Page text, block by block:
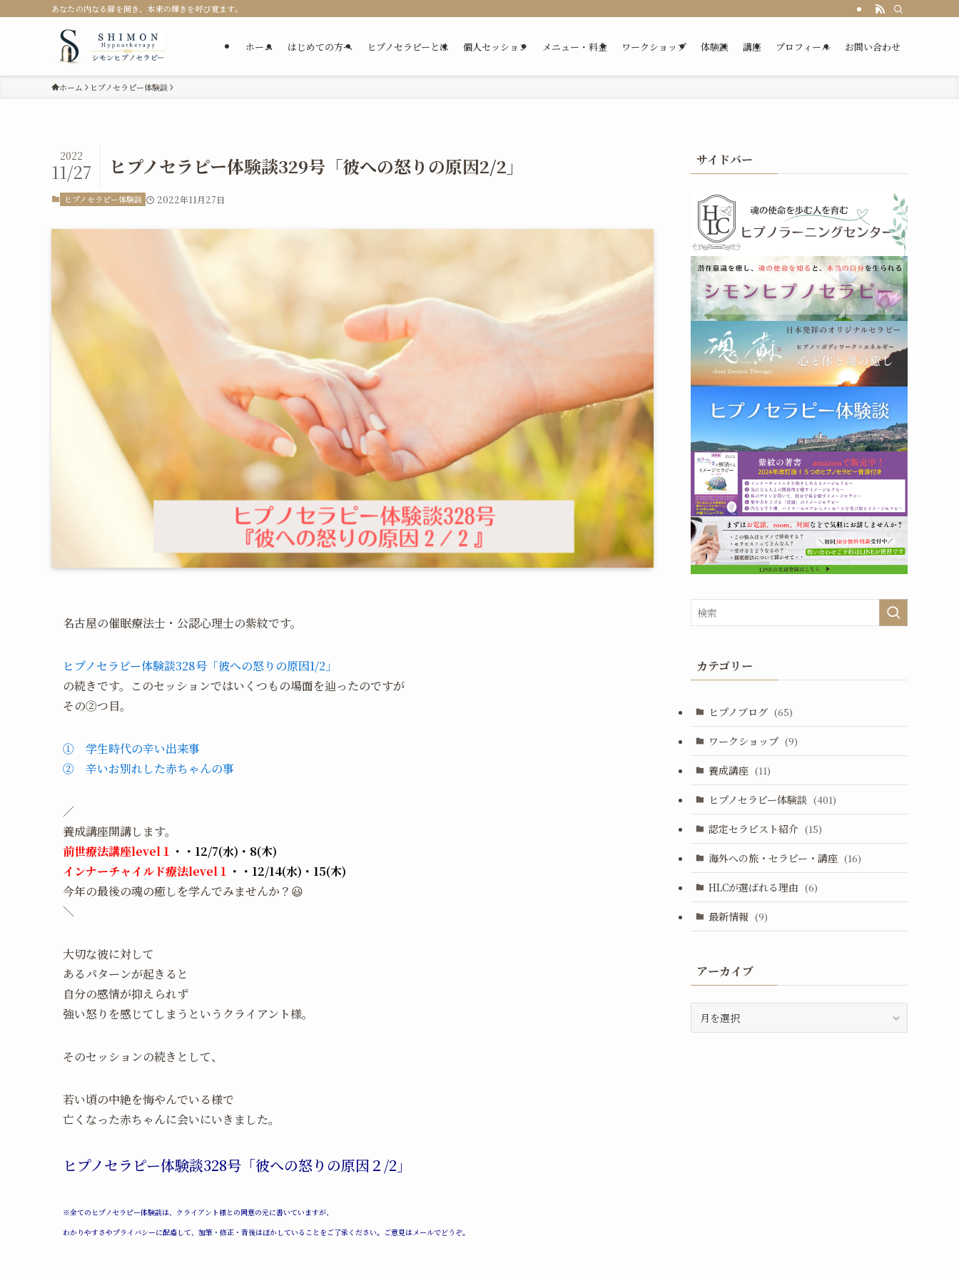
あなたの内なる扉を開き、本来の輝きを呼び覚ます。
ホーム はじめての方へ ヒプノセラピーとは 個人セッション メニュー・料金 ワークショップ 体験談 講座 プロフィール お問い合わせ
ホーム ヒプノセラピー体験談
ヒプノセラピー体験談329号「彼への怒りの原因2/2」
2022
11/27
ヒプノセラピー体験談 2022年11月27日
名古屋の催眠療法士・公認心理士の紫紋です。
ヒプノセラピー体験談328号「彼への怒りの原因1/2」
の続きです。このセッションではいくつもの場面を辿ったのですが
その②つ目。
① 学生時代の辛い出来事
② 辛いお別れした赤ちゃんの事
／
養成講座開講します。
前世療法講座level１ ・・12/7(水)・8(木)
インナーチャイルド療法level１ ・・12/14(水)・15(木)
今年の最後の魂の癒しを学んでみませんか？😃
＼
大切な彼に対して
あるパターンが起きると
自分の感情が抑えられず
強い怒りを感じてしまうというクライアント様。
そのセッションの続きとして、
若い頃の中絶を悔やんでいる様で
亡くなった赤ちゃんに会いにいきました。
ヒプノセラピー体験談328号「彼への怒りの原因２/2」
※全てのヒプノセラピー体験談は、クライアント様との同意の元に書いていますが、
わかりやすさやプライバシーに配慮して、加筆・修正・背後はぼかしていることをご了承ください。ご意見はメールでどうぞ。
サイドバー
カテゴリー
ヒプノブログ (65)
ワークショップ (9)
養成講座 (11)
ヒプノセラピー体験談 (401)
認定セラピスト紹介 (15)
海外への旅・セラピー・講座 (16)
HLCが選ばれる理由 (6)
最新情報 (9)
アーカイブ